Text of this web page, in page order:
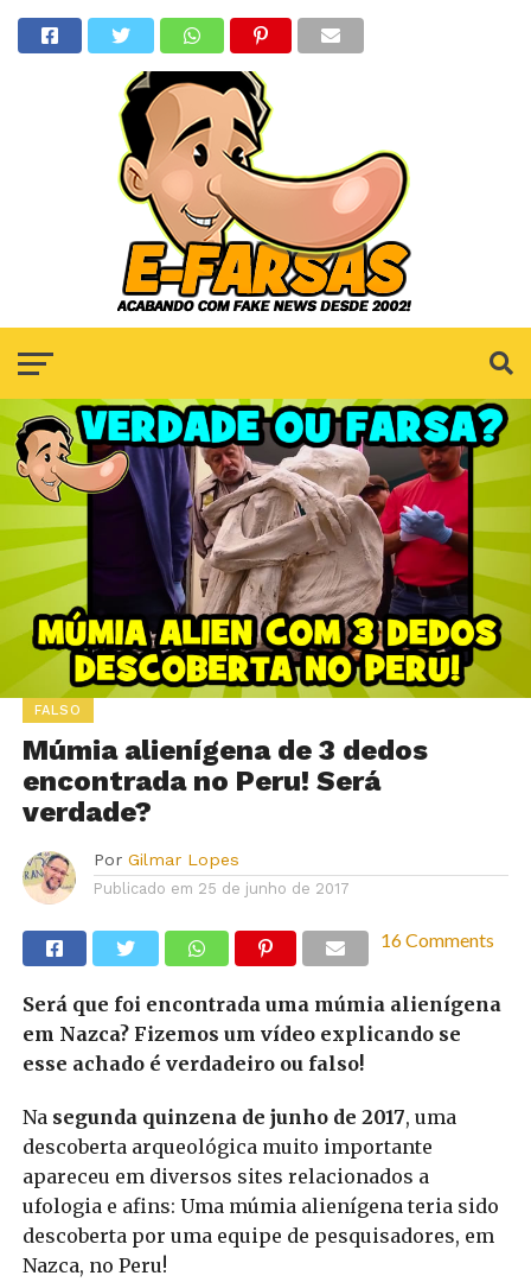
FALSO
Múmia alienígena de 3 dedos
encontrada no Peru! Será
verdade?
Por Gilmar Lopes
Publicado em 25 de junho de 2017
16 Comments
Será que foi encontrada uma múmia alienígena
em Nazca? Fizemos um vídeo explicando se
esse achado é verdadeiro ou falso!
Na segunda quinzena de junho de 2017, uma
descoberta arqueológica muito importante
apareceu em diversos sites relacionados a
ufologia e afins: Uma múmia alienígena teria sido
descoberta por uma equipe de pesquisadores, em
Nazca, no Peru!